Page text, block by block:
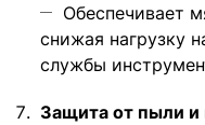
Обеспечивает
снижая нагрузку
службы
Защита от пыли и